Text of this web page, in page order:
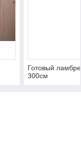
Готовый
300см